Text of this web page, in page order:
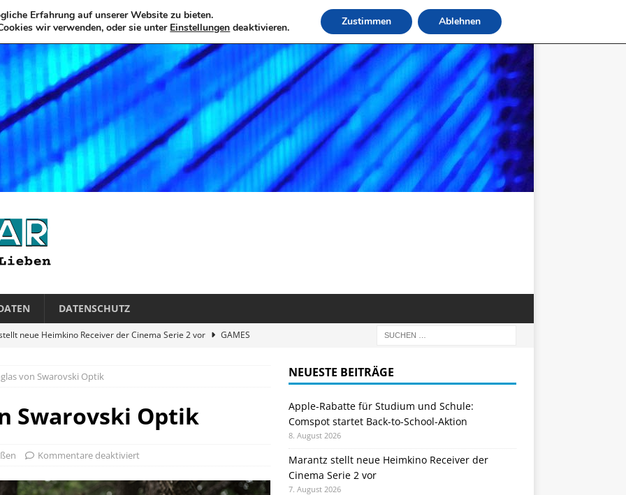
DATENSCHUTZ
neue Heimkino Receiver der Cinema Serie 2 vor
GAMES
3-in-1 Magnetic Charging Station im Test: Eine Ladestation für
sparen: Eve Thermostat macht die Fußbodenheizung smart
von Swarovski Optik
Swarovski Optik
Kommentare deaktiviert
NEUESTE BEITRÄGE
Apple-Rabatte für Studium und Schule:
Comspot startet Back-to-School-Aktion
8. August 2026
Marantz stellt neue Heimkino Receiver der
Cinema Serie 2 vor
7. August 2026
Erfahrung auf unserer Website zu bieten.
wir verwenden, oder sie unter Einstellungen deaktivieren. Zustimmen Ablehnen